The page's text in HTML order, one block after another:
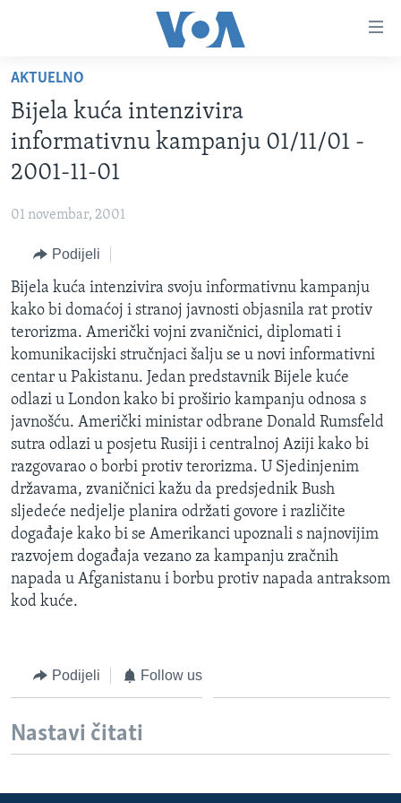
glavni
sadržaj
Pređi
na
glavnu
Idi
pretragu
TV PROGRAM
VIDEO
FOTOGRAFIJE DANA
SJEDINJENE AMERIČKE DRŽAVE
BOSNA I HERCEGOVINA
SVIJET
NAUKA I TEHNOLOGIJA
SPECIJALNI PROJEKTI
KORUPCIJA
SLOBODA MEDIJA
ŽENSKA STRANA
IZBJEGLIČKA STRANA
MAGAZIN
O GLASU AMERIKE
Learning English
PRATITE NAS
AKTUELNO
Bijela kuća intenzivira
informativnu kampanju 01/11/01 -
2001-11-01
01 novembar, 2001
Podijeli
Bijela kuća intenzivira svoju informativnu kampanju
kako bi domaćoj i stranoj javnosti objasnila rat protiv
terorizma. Američki vojni zvaničnici, diplomati i
komunikacijski stručnjaci šalju se u novi informativni
centar u Pakistanu. Jedan predstavnik Bijele kuće
odlazi u London kako bi proširio kampanju odnosa s
javnošću. Američki ministar odbrane Donald Rumsfeld
sutra odlazi u posjetu Rusiji i centralnoj Aziji kako bi
razgovarao o borbi protiv terorizma. U Sjedinjenim
državama, zvaničnici kažu da predsjednik Bush
sljedeće nedjelje planira održati govore i različite
događaje kako bi se Amerikanci upoznali s najnovijim
razvojem događaja vezano za kampanju zračnih
napada u Afganistanu i borbu protiv napada antraksom
kod kuće.
Podijeli Follow us
Nastavi čitati